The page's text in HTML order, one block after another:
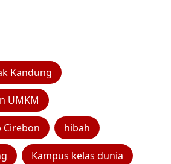
Kandung
UMKM
Cirebon hibah
Kampus kelas dunia